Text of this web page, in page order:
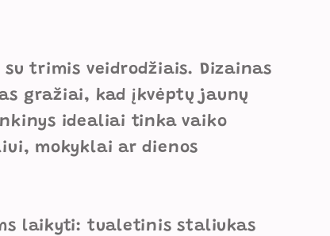
trimis veidrodžiais. Dizainas
gražiai, kad įkvėptų jaunų
idealiai tinka vaiko
mokyklai ar dienos
laikyti: tualetinis staliukas